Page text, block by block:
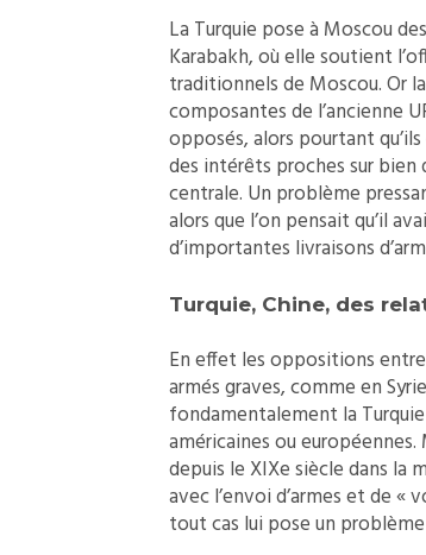
La Turquie pose à Moscou
Karabakh, où elle soutient
traditionnels de Moscou. Or
composantes de l’ancienne
opposés, alors pourtant
des intérêts proches sur bien
centrale. Un problème
alors que l’on pensait qu’il
d’importantes livraisons
Turquie, Chine, des
En effet les oppositions
armés graves, comme en
fondamentalement la
américaines ou
depuis le XIXe siècle dans la
avec l’envoi d’armes et de
tout cas lui pose un